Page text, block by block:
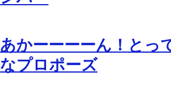
あかーーーーん！とっ
なプロポーズ